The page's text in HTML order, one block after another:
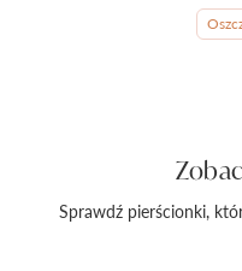
Sprawdź pierścionki,